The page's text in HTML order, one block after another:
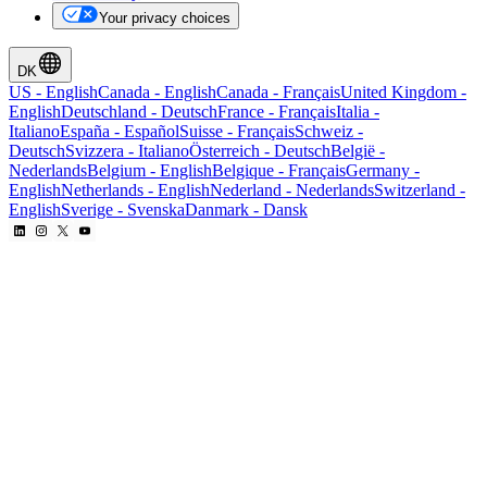
Your privacy choices
DK
US - EnglishCanada - EnglishCanada - FrançaisUnited Kingdom -
EnglishDeutschland - DeutschFrance - FrançaisItalia -
ItalianoEspaña - EspañolSuisse - FrançaisSchweiz -
DeutschSvizzera - ItalianoÖsterreich - DeutschBelgië -
NederlandsBelgium - EnglishBelgique - FrançaisGermany -
EnglishNetherlands - EnglishNederland - NederlandsSwitzerland -
EnglishSverige - SvenskaDanmark - Dansk